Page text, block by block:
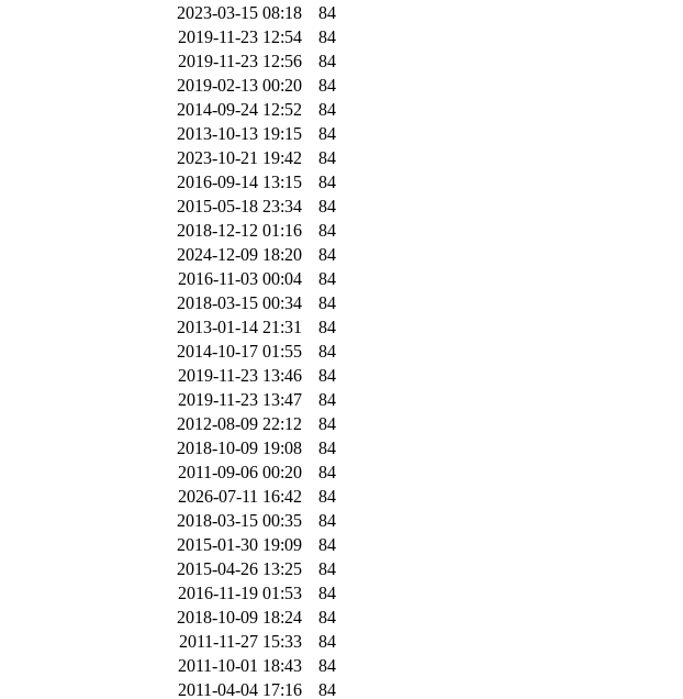
2023-03-15 08:18
84
2019-11-23 12:54
84
2019-11-23 12:56
84
2019-02-13 00:20
84
2014-09-24 12:52
84
2013-10-13 19:15
84
2023-10-21 19:42
84
2016-09-14 13:15
84
2015-05-18 23:34
84
2018-12-12 01:16
84
2024-12-09 18:20
84
2016-11-03 00:04
84
2018-03-15 00:34
84
2013-01-14 21:31
84
2014-10-17 01:55
84
2019-11-23 13:46
84
2019-11-23 13:47
84
2012-08-09 22:12
84
2018-10-09 19:08
84
2011-09-06 00:20
84
2026-07-11 16:42
84
2018-03-15 00:35
84
2015-01-30 19:09
84
2015-04-26 13:25
84
2016-11-19 01:53
84
2018-10-09 18:24
84
2011-11-27 15:33
84
2011-10-01 18:43
84
2011-04-04 17:16 84